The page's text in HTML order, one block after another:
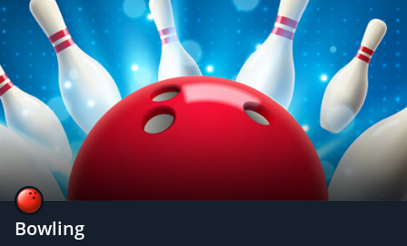
Bowling